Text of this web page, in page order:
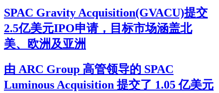
SPAC Gravity Acquisition(GVACU)提交
2.5亿美元IPO申请，目标市场涵盖北
美、欧洲及亚洲
由 ARC Group 高管领导的 SPAC
Luminous Acquisition 提交了 1.05 亿美元